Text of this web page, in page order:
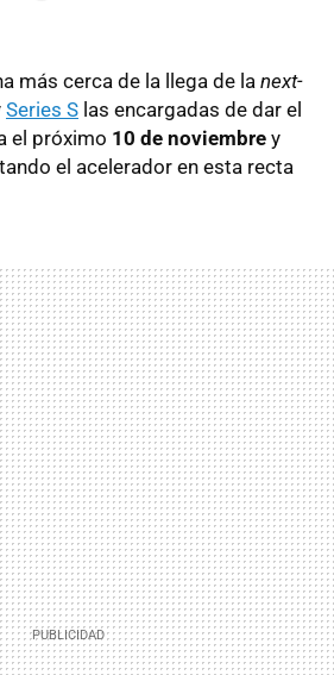
más cerca de la llega de la next-
Series S las encargadas de dar el
el próximo 10 de noviembre y
el acelerador en esta recta